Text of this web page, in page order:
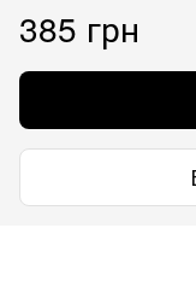
385 грн